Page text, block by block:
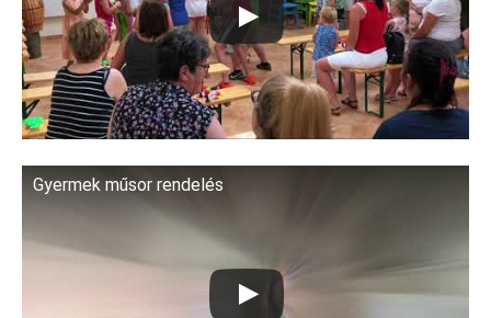
Gyermek műsor rendelés